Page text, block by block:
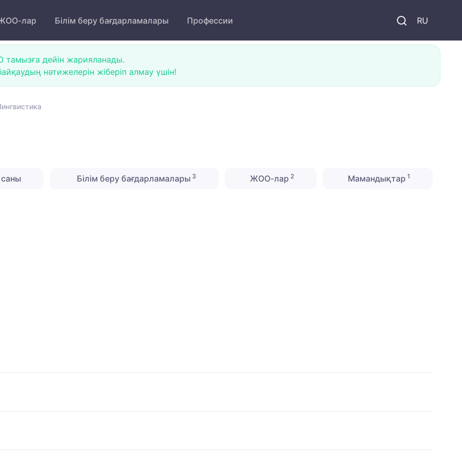
RU
лар Білім беру бағдарламалары Профессии
тамызға дейін жарияланады.
нәтижелерін жіберіп алмау үшін!
саны Білім беру бағдарламалары3 ЖОО-лар 2 Мамандықтар 1